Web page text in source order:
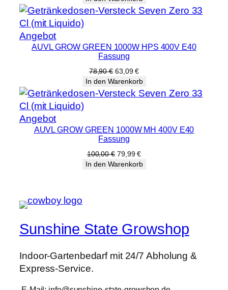
war:
24,60 €
ist:
19,69 €.
AngebotProdukt
im
AUVL GROW GREEN 1000W HPS 400V E40
Fassung
78,90€ Ursprünglicher
Preis
war:
78,90 €
63,09€Aktueller
Preis
ist:
63,09 €.
In den Warenkorb
AngebotProdukt
im
AUVL GROW GREEN 1000W MH 400V E40
Fassung
100,00€ Ursprünglicher
Preis
79,99€Aktueller
Preis
In den Warenkorb
Sunshine State Growshop
Indoor-Gartenbedarf mit 24/7 Abholung &
Express-Service.